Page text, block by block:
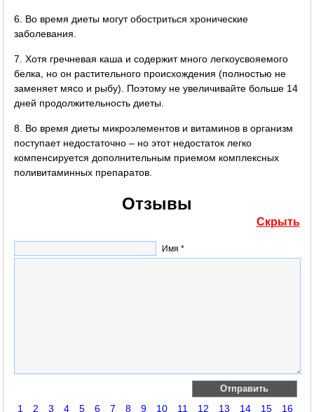
6. Во время диеты могут обостриться хронические
заболевания.
7. Хотя гречневая каша и содержит много легкоусвояемого
белка, но он растительного происхождения (полностью не
заменяет мясо и рыбу). Поэтому не увеличивайте больше 14
дней продолжительность диеты.
8. Во время диеты микроэлементов и витаминов в организм
поступает недостаточно – но этот недостаток легко
компенсируется дополнительным приемом комплексных
поливитаминных препаратов.
Отзывы
Скрыть
Имя *
1 2 3 4 5 6 7 8 9 10 11 12 13 14 15
16